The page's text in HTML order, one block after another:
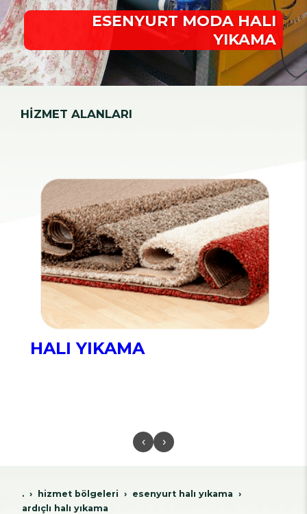
ESENYURT MODA HALI
YIKAMA
HİZMET ALANLARI
HALI YIKAMA
‹ ›
. hi̇zmet bölgeleri̇
esenyurt hali yikama
ardıçlı halı yıkama